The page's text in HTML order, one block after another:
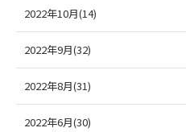
2022年10月(14)
2022年9月(32)
2022年8月(31)
2022年6月(30)